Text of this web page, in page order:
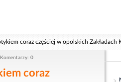
coraz częściej w opolskich Zakładach
Komentarzy: 0
coraz